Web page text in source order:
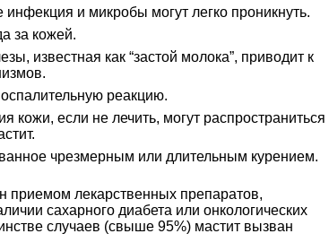
и микробы могут легко проникнуть.
за кожей.
известная как “застой молока”, приводит к
реакцию.
кожи, если не лечить, могут распространиться
чрезмерным или длительным курением.
приемом лекарственных препаратов,
сахарного диабета или онкологических
случаев (свыше 95%) мастит вызван